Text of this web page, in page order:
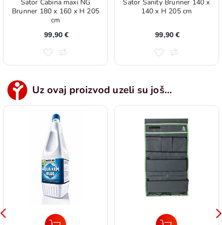
Šator Cabina maxi NG
Brunner 180 x 160 x H 205
cm
99,90 €
Šator Sanity Brunner 140 x
140 x H 205 cm
99,90 €
Uz ovaj proizvod uzeli su još...